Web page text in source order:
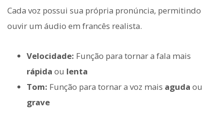
Cada voz possui sua própria pronúncia, permitindo
ouvir um áudio em francês realista.
Velocidade: Função para tornar a fala mais
rápida ou lenta
Tom: Função para tornar a voz mais aguda ou
grave